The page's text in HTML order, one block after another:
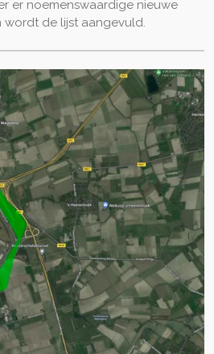
er noemenswaardige nieuwe
wordt de lijst aangevuld.